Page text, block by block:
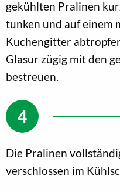
gekühlten Pralinen
tunken und auf einem
Kuchengitter
Glasur zügig mit den
bestreuen.
Die Pralinen
verschlossen im